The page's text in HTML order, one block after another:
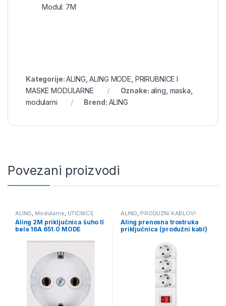
Modul: 7M
Kategorije:ALING ,ALING MODE PRIRUBNICE I
MASKE MODULARNE
Oznake: aling maska
modularni
Brend: ALING
Povezani proizvodi
ALING Modularne UTIČNICE
Aling 2M priključnica šuho II
bela 16A 651.0 MODE
ALING PRODUZNI KABLOVI
Aling prenosna trostruka
priključnica (produžni kabl)
kabl 3m max 3.6kW 16A 250V